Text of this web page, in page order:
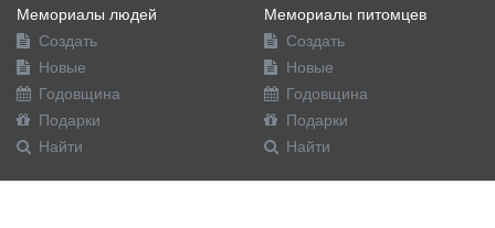
Мемориалы людей
Создать
Новые
Годовщина
Подарки
Найти
Мемориалы питомцев
Создать
Новые
Годовщина
Подарки
Найти